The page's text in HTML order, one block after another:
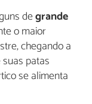
degrande
o maior
chegando a
patas
se alimenta